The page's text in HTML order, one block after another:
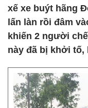
xế xe buýt hãng
lấn làn rồi đâm
khiến 2 người
này đã bị khởi tố,